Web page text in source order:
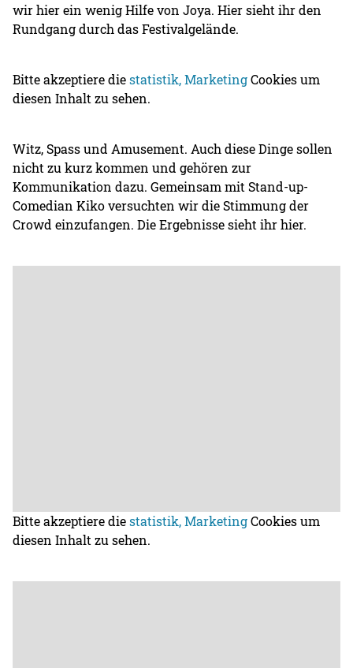
wir hier ein wenig Hilfe von Joya. Hier sieht ihr den
Rundgang durch das Festivalgelände.
Bitte akzeptiere diestatistik, MarketingCookies um
diesen Inhalt zu sehen.
Witz, Spass und Amusement. Auch diese Dinge sollen
nicht zu kurz kommen und gehören zur
Kommunikation dazu. Gemeinsam mit Stand-up-
Comedian Kiko versuchten wir die Stimmung der
Crowd einzufangen. Die Ergebnisse sieht ihr hier.
Bitte akzeptiere diestatistik, MarketingCookies um
diesen Inhalt zu sehen.